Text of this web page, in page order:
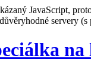
JavaScript,
servery